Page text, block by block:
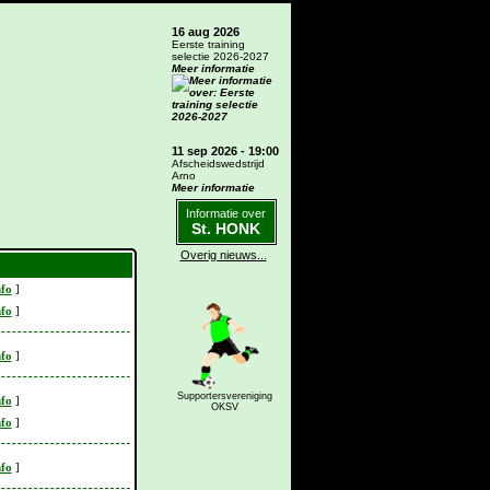
]
]
]
]
]
]
16 aug 2026
Eerste training
selectie 2026-2027
Meer informatie
11 sep 2026 - 19:00
Afscheidswedstrijd
Arno
Meer informatie
Informatie over
St. HONK
Overig nieuws...
Supportersvereniging
OKSV